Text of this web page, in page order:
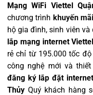
Mạng WiFi Viettel
chương trình khuyến mãi
hộ gia đình, sinh viên
lắp mạng internet
rẻ chỉ từ 195.000 tốc
công nghệ mới và
đăng ký lắp đặt
Thủy Quý khách hàng